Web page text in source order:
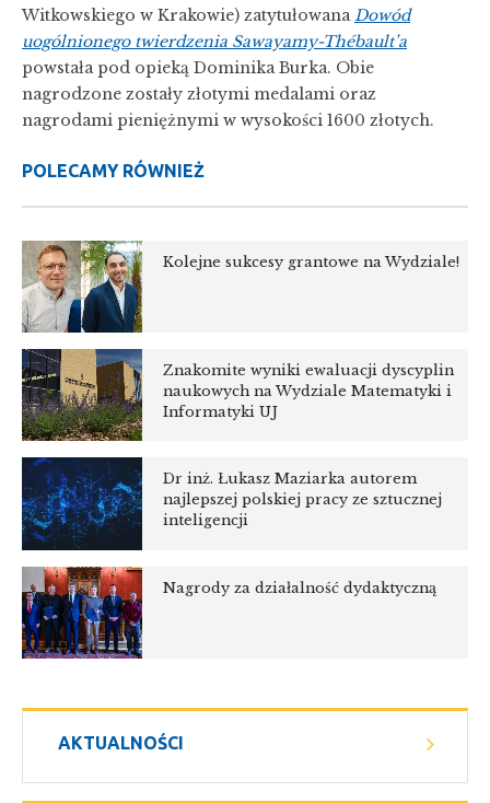
AKTUALNOŚCI
Witkowskiego w Krakowie) zatytułowanaDowód
uogólnionego twierdzenia Sawayamy-Thébault’a
powstała pod opieką Dominika Burka. Obie
nagrodzone zostały złotymi medalami oraz
nagrodami pieniężnymi w wysokości 1600 złotych.
POLECAMY RÓWNIEŻ
Kolejne sukcesy grantowe na Wydziale!
Znakomite wyniki ewaluacji dyscyplin
naukowych na Wydziale Matematyki i
Informatyki UJ
Dr inż. Łukasz Maziarka autorem
najlepszej polskiej pracy ze sztucznej
inteligencji
Nagrody za działalność dydaktyczną